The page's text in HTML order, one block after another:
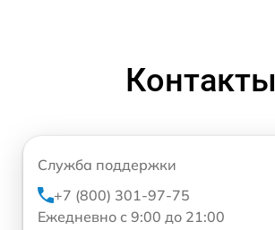
Контакты
Служба поддержки
+7 (800) 301-97-75
Ежедневно с 9:00 до 21:00